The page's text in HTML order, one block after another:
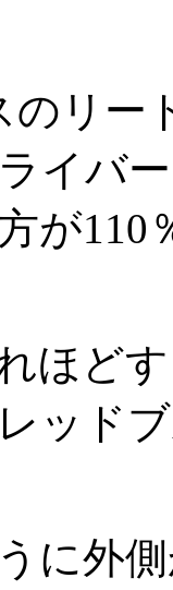
のリ
イバ
が
ほど
ッド
に外